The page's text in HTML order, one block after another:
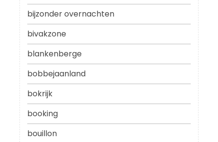
bijzonder overnachten
bivakzone
blankenberge
bobbejaanland
bokrijk
booking
bouillon